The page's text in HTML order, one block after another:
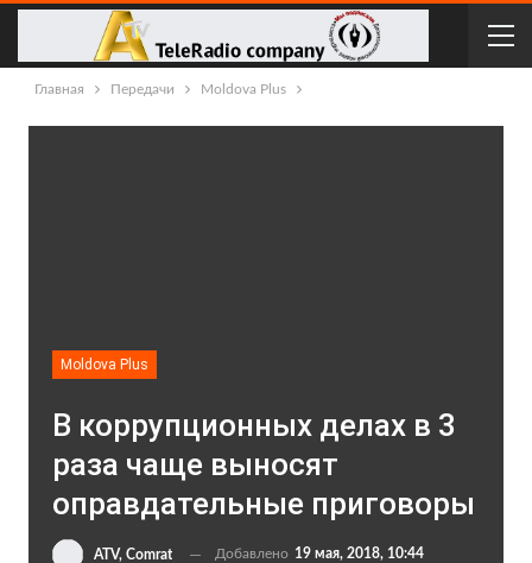
Главная Передачи Moldova Plus
Moldova Plus
В коррупционных делах в 3
раза чаще выносят
оправдательные приговоры
ATV, Comrat Добавлено 19 мая, 2018, 10:44